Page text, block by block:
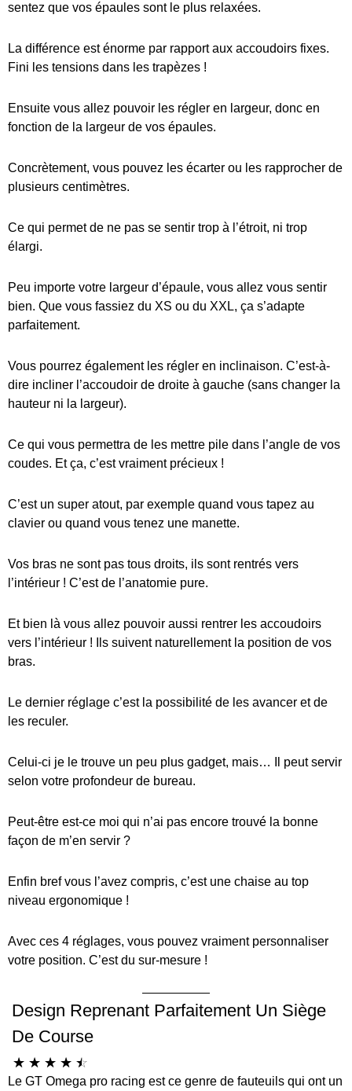
sentez que vos épaules sont le plus relaxées.
La différence est énorme par rapport aux accoudoirs fixes.
Fini les tensions dans les trapèzes !
Ensuite vous allez pouvoir les régler en largeur, donc en
fonction de la largeur de vos épaules.
Concrètement, vous pouvez les écarter ou les rapprocher de
plusieurs centimètres.
Ce qui permet de ne pas se sentir trop à l’étroit, ni trop
élargi.
Peu importe votre largeur d’épaule, vous allez vous sentir
bien. Que vous fassiez du XS ou du XXL, ça s’adapte
parfaitement.
Vous pourrez également les régler en inclinaison. C’est-à-
dire incliner l’accoudoir de droite à gauche (sans changer la
hauteur ni la largeur).
Ce qui vous permettra de les mettre pile dans l’angle de vos
coudes. Et ça, c’est vraiment précieux !
C’est un super atout, par exemple quand vous tapez au
clavier ou quand vous tenez une manette.
Vos bras ne sont pas tous droits, ils sont rentrés vers
l’intérieur ! C’est de l’anatomie pure.
Et bien là vous allez pouvoir aussi rentrer les accoudoirs
vers l’intérieur ! Ils suivent naturellement la position de vos
bras.
Le dernier réglage c’est la possibilité de les avancer et de
les reculer.
Celui-ci je le trouve un peu plus gadget, mais… Il peut servir
selon votre profondeur de bureau.
Peut-être est-ce moi qui n’ai pas encore trouvé la bonne
façon de m’en servir ?
Enfin bref vous l’avez compris, c’est une chaise au top
niveau ergonomique !
Avec ces 4 réglages, vous pouvez vraiment personnaliser
votre position. C’est du sur-mesure !
Design Reprenant Parfaitement Un Siège
De Course
☆ ☆ ☆ ☆ ☆
Le GT Omega pro racing est ce genre de fauteuils qui ont un